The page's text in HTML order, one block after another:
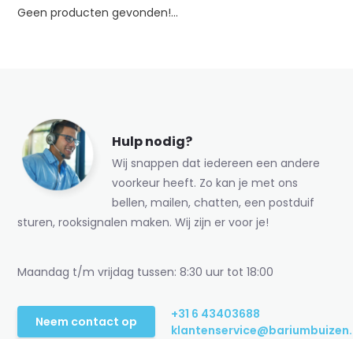
Geen producten gevonden!...
Hulp nodig?
Wij snappen dat iedereen een andere
voorkeur heeft. Zo kan je met ons
bellen, mailen, chatten, een postduif
sturen, rooksignalen maken. Wij zijn er voor je!
Maandag t/m vrijdag tussen: 8:30 uur tot 18:00
Neem contact op
+31 6 43403688